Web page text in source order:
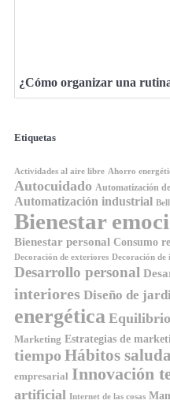
¿Cómo organizar una
Etiquetas
Actividades al aire libre Ahorro
Autocuidado Automatización
Automatización industrial
Bienestar
Bienestar personal Consumo
Decoración de exteriores Decoración de
Desarrollo personal
interiores Diseño de
energética
Marketing Estrategias de
tiempo Hábitos
empresarial Innovación
artificial Internet de las cosas